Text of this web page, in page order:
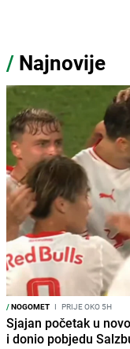
/ Najnovije
/NOGOMET I PRIJE OKO 5H
Sjajan početak u
i donio pobjedu